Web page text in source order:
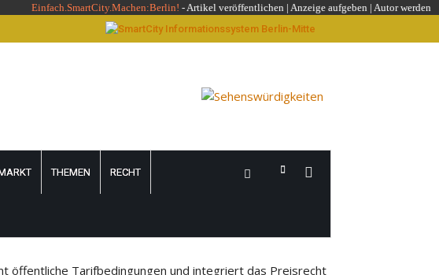
Einfach.SmartCity.Machen:Berlin! -Artikel veröffentlichen | Anzeige aufgeben | Autor werden
THEMEN RECHT
öffentliche Tarifbedingungen und integriert das Preisrecht